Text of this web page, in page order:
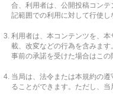
合、利用者は、公開投稿コン
記範囲での利用に対して行使し
利用者は、本コンテンツを、
載、改変などの行為を含みま
事前の承諾を受けた場合はこの
当局は、法令または本規約の
ることができます。ただし、